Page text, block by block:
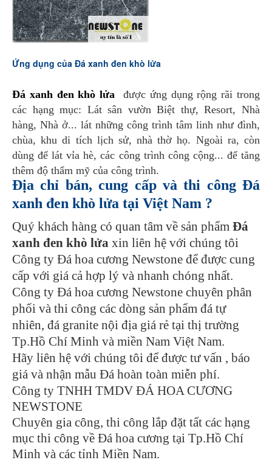
Ứng dụng của Đá xanh đen khò lửa
Đá xanh đen khò lửa
được ứng dụng rộng rãi trong
các hạng mục: Lát sân vườn Biệt thự, Resort, Nhà
hàng, Nhà ở... lát những công trình tâm linh như đình,
chùa, khu di tích lịch sử, nhà thờ họ. Ngoài ra, còn
dùng để lát vỉa hè, các công trình công cộng... để tăng
thêm độ thẩm mỹ của công trình.
Địa chỉ bán, cung cấp và thi công Đá
xanh đen khò lửa tại Việt Nam ?
Quý khách hàng có quan tâm về sản phẩm Đá
xanh đen khò lửa xin liên hệ với chúng tôi
Công ty Đá hoa cương Newstone để được cung
cấp với giá cả hợp lý và nhanh chóng nhất.
Công ty Đá hoa cương Newstone chuyên phân
phối và thi công các dòng sản phẩm đá tự
nhiên, đá granite nội địa giá rẻ tại thị trường
Tp.Hồ Chí Minh và miền Nam Việt Nam.
Hãy liên hệ với chúng tôi để được tư vấn , báo
giá và nhận mẫu Đá hoàn toàn miễn phí.
Công ty TNHH TMDV ĐÁ HOA CƯƠNG
NEWSTONE
Chuyên gia công, thi công lắp đặt tất các hạng
mục thi công về Đá hoa cương tại Tp.Hồ Chí
Minh và các tỉnh Miền Nam.